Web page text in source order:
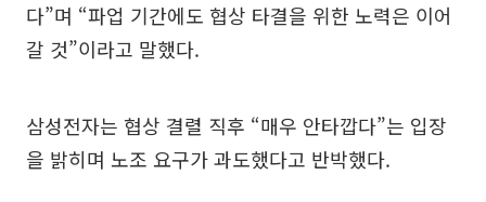
다”며 “파업 기간에도 협상 타결을 위한 노력은 이어
갈 것”이라고 말했다.
삼성전자는 협상 결렬 직후 “매우 안타깝다”는 입장
을 밝히며 노조 요구가 과도했다고 반박했다.